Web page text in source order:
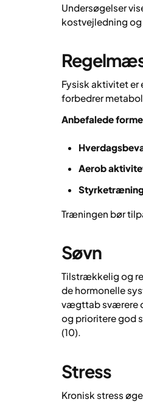
Undersøgelser
kostvejledning
Fysisk aktivitet er
forbedrer
Anbefalede
Aerob
Træningen bør
Søvn
Tilstrækkelig og
de hormonelle
vægttab sværere
og prioritere god
(10).
Stress
Kronisk stress